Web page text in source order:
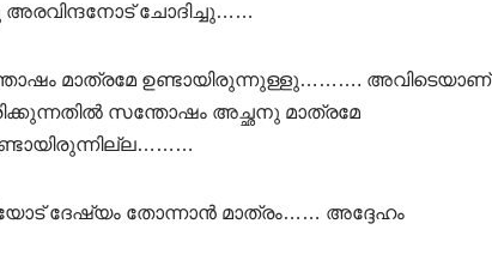
ചോദിച്ചു……
മാത്രമേ ഉണ്ടായിരുന്നുള്ളു………. അവിടെയാണ്
സന്തോഷം അച്ഛനു മാത്രമേ
ദേഷ്യം തോന്നാൻ മാത്രം…… അദ്ദേഹം